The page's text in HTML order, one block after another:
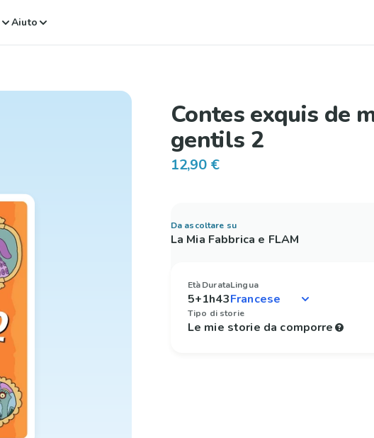
Aiuto
Contes exquis de
gentils 2
12,90 €
Da ascoltare su
La Mia Fabbrica e FLAM
Età
5+
Durata
1h43
Lingua
Tipo di storie
Le mie storie da comporre